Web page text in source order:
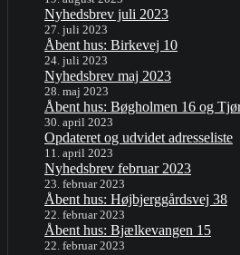
Nyhedsbrev juli 2023
27. juli 2023
Åbent hus: Birkevej 10
24. juli 2023
Nyhedsbrev maj 2023
28. maj 2023
Åbent hus: Bøgholmen 16 og
30. april 2023
Opdateret og udvidet adresseliste
11. april 2023
Nyhedsbrev februar 2023
23. februar 2023
Åbent hus: Højbjerggårdsvej 38
22. februar 2023
Åbent hus: Bjælkevangen 15
22. februar 2023